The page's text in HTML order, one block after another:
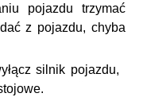
pojazdu trzymać
z pojazdu, chyba
silnik pojazdu,